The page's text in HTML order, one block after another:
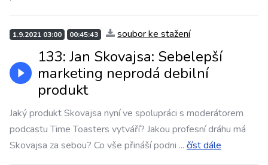
1.9.2021 03:00 00:45:43 soubor ke stažení
133: Jan Skovajsa: Sebelepší
marketing neprodá debilní
produkt
Jaký produkt Skovajsa nyní ve spolupráci s moderátorem
podcastu Time Toasters vytváří? Jakou profesní dráhu má
Skovajsa za sebou? Co vše přináší podni ... číst dále